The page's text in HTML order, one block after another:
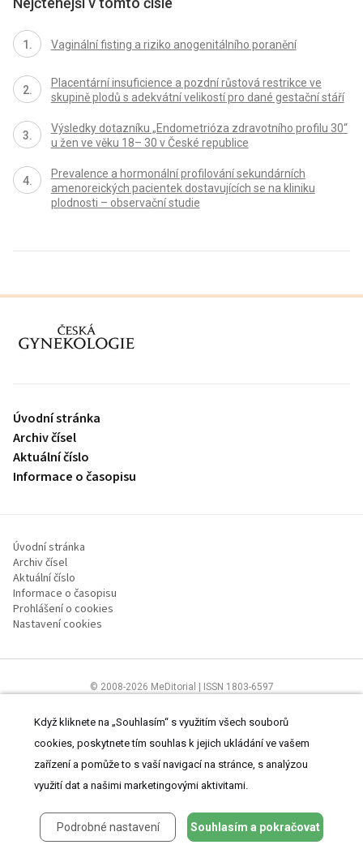
Vaginální fisting a riziko anogenitálního poranění
Placentární insuficience a pozdní růstová restrikce ve
skupině plodů s adekvátní velikostí pro dané gestační stáří
Výsledky dotazníku „Endometrióza zdravotního profilu 30“
u žen ve věku 18– 30 v České republice
Prevalence a hormonální profilování sekundárních
amenoreických pacientek dostavujících se na kliniku
plodnosti – observační studie
proLékaře.cz
Úvodní stránka
Archiv čísel
Aktuální číslo
Informace o časopisu
Úvodní stránka
Archiv čísel
Aktuální číslo
Informace o časopisu
Prohlášení o cookies
Nastavení cookies
© 2008-2026 MeDitorial | ISSN 1803-6597
zdravotnictví.Čtěte prohlášeníaZásady zpracování osobních údajů
Když kliknete na „Souhlasím“ s využitím všech souborů
cookies, poskytnete tím souhlas k jejich ukládání ve vašem
zařízení a pomůže to s vaší navigací na stránce, s analýzou
využití dat a našimi marketingovými aktivitami.
Podrobné nastavení Souhlasím a pokračovat